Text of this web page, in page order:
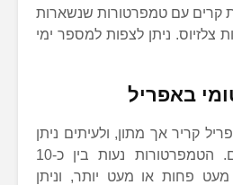
קרים עם טמפרטורות שנשארות
ל-10 מעלות צלזיוס. ניתן לצפות למספר ימי
באפריל
קריר אך מתון, ולעיתים ניתן
ליהנות מימים חמימים. הטמפרטורות נעות בין כ-10
מעט פחות או מעט יותר, וניתן